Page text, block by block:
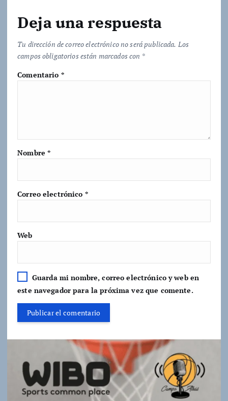
Deja una respuesta
Tu dirección de correo electrónico no será publicada. Los
campos obligatorios están marcados con *
Comentario *
Nombre*
Correo electrónico *
Web
Guarda mi nombre, correo electrónico y web en
este navegador para la próxima vez que comente.